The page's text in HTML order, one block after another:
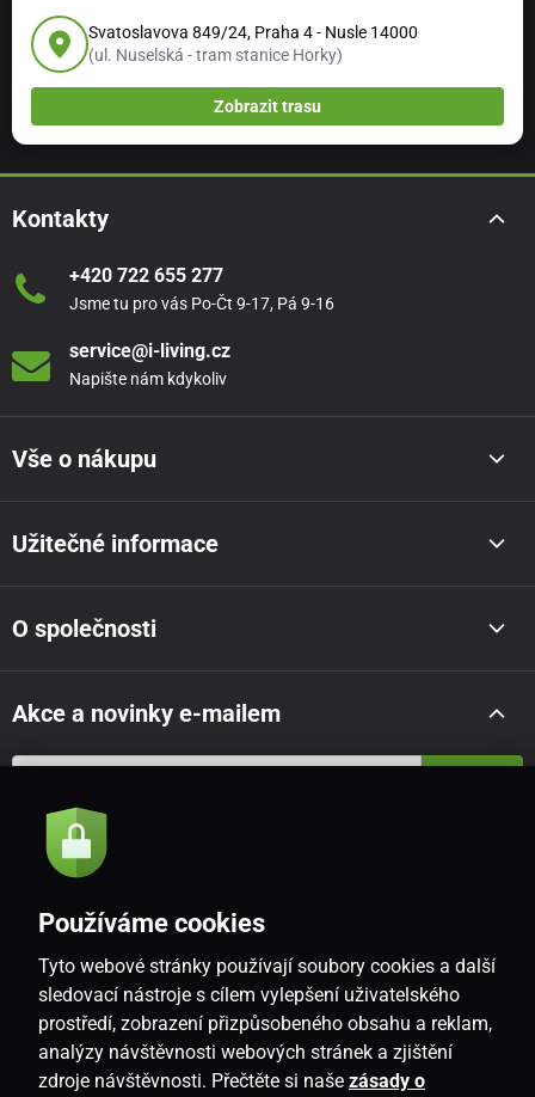
Svatoslavova 849/24, Praha 4 - Nusle 14000
(ul. Nuselská - tram stanice Horky)
Zobrazit trasu
Kontakty
+420 722 655 277
Jsme tu pro vás Po-Čt 9-17, Pá 9-16
service@i-living.cz
Napište nám kdykoliv
Vše o nákupu
Užitečné informace
O společnosti
Akce a novinky e-mailem
Souhlasím se
CZ
Používáme cookies
Tyto webové stránky používají soubory cookies a další
sledovací nástroje s cílem vylepšení uživatelského
prostředí, zobrazení přizpůsobeného obsahu a reklam,
analýzy návštěvnosti webových stránek a zjištění
zdroje návštěvnosti. Přečtěte si naše zásady o